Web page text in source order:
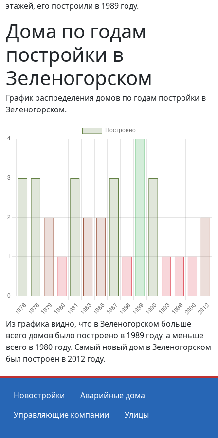
этажей, его построили в 1989 году.
Дома по годам
постройки в
Зеленогорском
График распределения домов по годам постройки в
Зеленогорском.
Из графика видно, что в Зеленогорском больше
всего домов было построено в 1989 году, а меньше
всего в 1980 году. Самый новый дом в Зеленогорском
был построен в 2012 году.
Новостройки
Аварийные дома
Управляющие компании
Улицы